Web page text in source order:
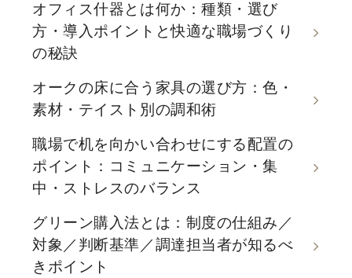
オフィス什器とは何か：種類・選び
方・導入ポイントと快適な職場づくり
の秘訣
オークの床に合う家具の選び方：色・
素材・テイスト別の調和術
職場で机を向かい合わせにする配置の
ポイント：コミュニケーション・集
中・ストレスのバランス
グリーン購入法とは：制度の仕組み／
対象／判断基準／調達担当者が知るべ
きポイント